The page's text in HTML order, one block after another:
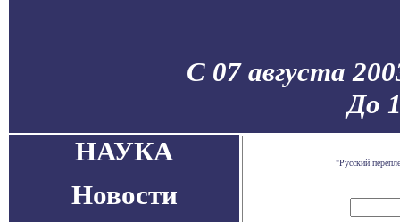
С 07 августа
До
НАУКА
Новости
"Русский